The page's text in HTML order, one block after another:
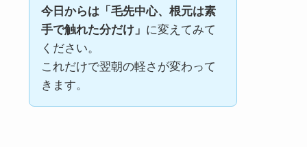
今日からは「毛先中心、根元は素
手で触れた分だけ」 に変えてみて
ください。
これだけで翌朝の軽さが変わって
きます。